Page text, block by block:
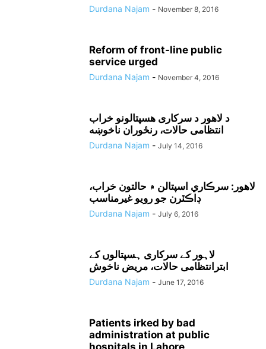
Durdana Najam - November 8, 2016
Reform of front-line public
service urged
Durdana Najam - November 4, 2016
د لاهور د سرکارى هسپتالونو خراب
انتظامى حالات، رنځوران ناخوښه
Durdana Najam - July 14, 2016
لاهور: سرڪاري اسپتالن ۾ حالتون خراب،
ڊاڪٽرن جو رويو غيرمناسب
Durdana Najam - July 6, 2016
لاہور کے سرکاری ہسپتالوں کے
ابترانتظامی حالات، مریض ناخوش
Durdana Najam - June 17, 2016
Patients irked by bad
administration at public
hospitals in Lahore